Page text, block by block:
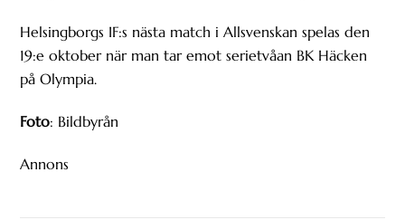
Helsingborgs IF:s nästa match i Allsvenskan spelas den
19:e oktober när man tar emot serietvåan BK Häcken
på Olympia.
Foto: Bildbyrån
Annons